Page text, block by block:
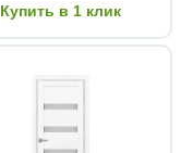
Купить в 1 клик